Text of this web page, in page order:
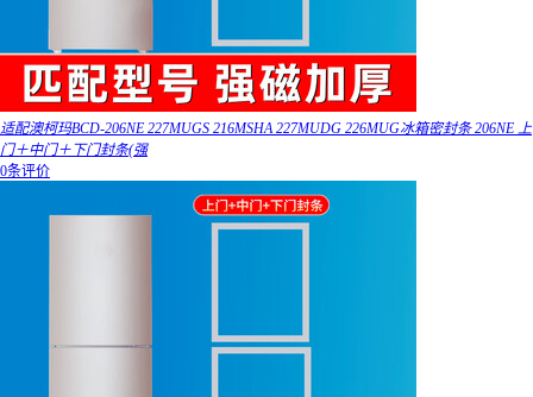
适配澳柯玛BCD-206NE 227MUGS 216MSHA 227MUDG 226MUG冰箱密封条 206NE 上
门＋中门＋下门封条(强
0条评价